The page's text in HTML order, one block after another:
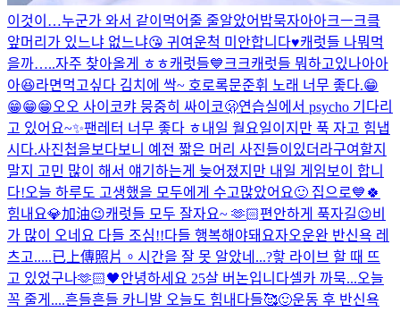
이것이…누군가 와서 같이먹어줄 줄알았어 밥묵자아아크ㅡ크킄
앞머리가 있느냐 없느냐😘 귀여운척 미안합니다♥️캐럿들 나뭐먹
을까…..자주 찾아올게 ㅎㅎ캐럿들💙크크캐럿들 뭐하고있나아아
아😆라면먹고싶다 김치에 싹~ 호로록문준휘 노래 너무 좋다.😁
😁😁😁오오 사이코캬 뭉중히 싸이코🫢연습실에서 psycho 기다리
고 있어요~✨팬레터 너무 좋다 ㅎ내일 월요일이지만 푹 자고 힘냅
시다.사진첩을보다보니 예전 짧은 머리 사진들이있더라구여할지
말지 고민 많이 해서 얘기하는게 늦어졌지만 내일 게임보이 합니
다!오늘 하루도 고생했을 모두에게 수고많았어요🙂 집으로💙 🍀
힘내요💎加油😉캐럿들 모두 잘자요~ 🫶🏻편안하게 푹자길😉비
가 많이 오네요 다들 조심!!다들 행복해야돼요자오운완 반신욕 레
츠고.....已上傳照片。 시간을 잘 못 알았네...?핳 라이브 할 때 뜨
고 있었구나🫶🏻🖤안녕하세요 25살 버논입니다셀카 까묵...오늘
꼭 줄게....흔들흔들 카니발 오늘도 힘내다들🥰🙂운동 후 반신욕